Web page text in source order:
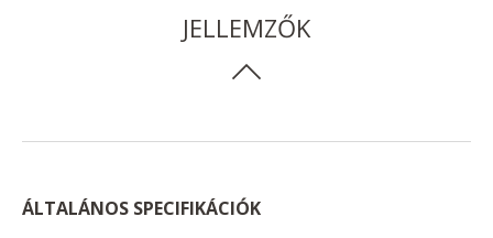
JELLEMZŐK
ÁLTALÁNOS SPECIFIKÁCIÓK